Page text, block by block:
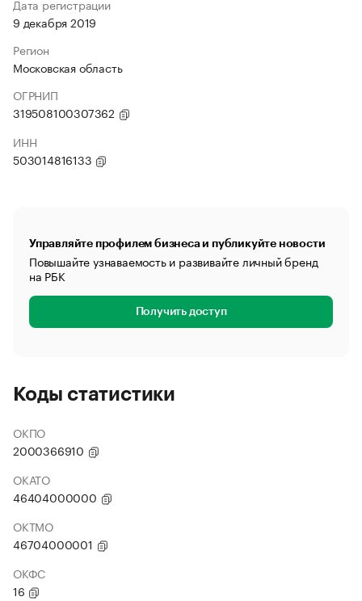
Дата регистрации
9 декабря 2019
Регион
Московская область
ОГРНИП
319508100307362
ИНН
503014816133
Управляйте профилем бизнеса и публикуйте новости
Повышайте узнаваемость и развивайте личный бренд
на РБК
Получить доступ
Коды статистики
ОКПО
2000366910
ОКАТО
46404000000
ОКТМО
46704000001
ОКФС
16